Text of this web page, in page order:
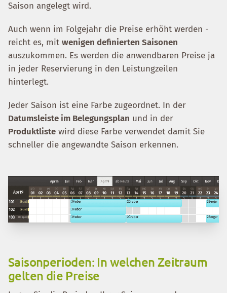
Saison angelegt wird.
Auch wenn im Folgejahr die Preise erhöht werden -
reicht es, mit wenigen definierten Saisonen
auszukommen. Es werden die anwendbaren Preise ja
in jeder Reservierung in den Leistungzeilen
hinterlegt.
Jeder Saison ist eine Farbe zugeordnet. In der
Datumsleiste im Belegungsplan und in der
Produktliste wird diese Farbe verwendet damit Sie
schneller die angewandte Saison erkennen.
Saisonperioden: In welchen Zeitraum
gelten die Preise